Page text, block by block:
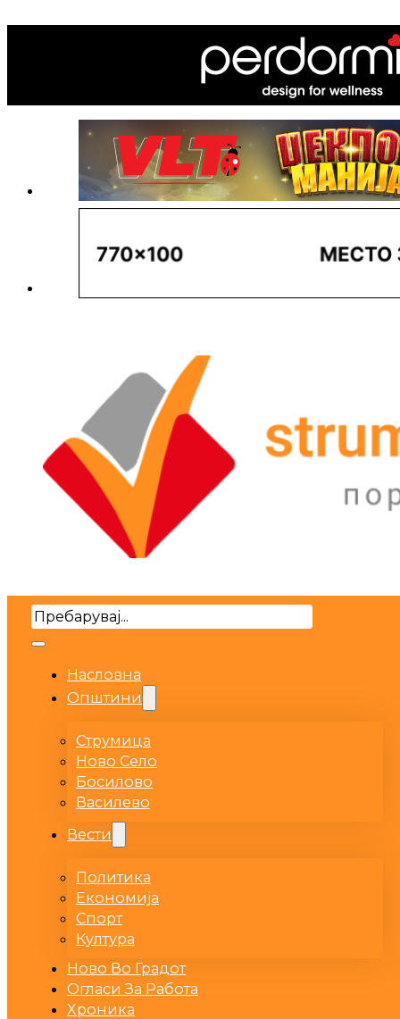
Search
Насловна
Општини
Струмица
Ново Село
Босилово
Василево
Вести
Политика
Економија
Спорт
Култура
Ново Во Градот
Огласи За Работа
Хроника